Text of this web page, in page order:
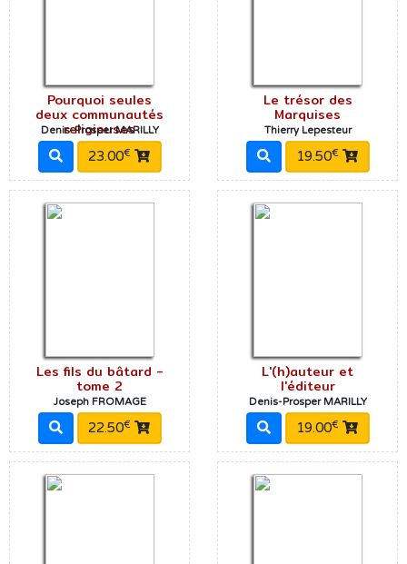
Pourquoi seules
deux communautés
religieuses
Denis-Prosper MARILLY
23.00€
Le trésor des
Marquises
Thierry Lepesteur
19.50€
Les fils du bâtard -
tome 2
Joseph FROMAGE
22.50€
L'(h)auteur et
l'éditeur
Denis-Prosper MARILLY
19.00€